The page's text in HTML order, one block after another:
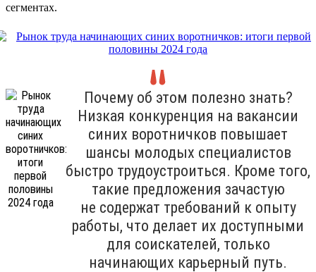
сегментах.
Почему об этом полезно знать?
Низкая конкуренция на вакансии
синих воротничков повышает
шансы молодых специалистов
быстро трудоустроиться. Кроме того,
такие предложения зачастую
не содержат требований к опыту
работы, что делает их доступными
для соискателей, только
начинающих карьерный путь.